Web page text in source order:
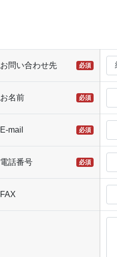
お問い合わせ先 必須
お名前 必須
E-mail 必須
電話番号 必須
FAX